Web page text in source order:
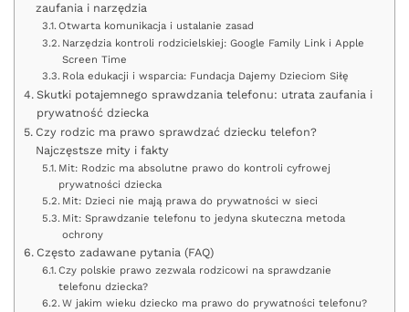
zaufania i narzędzia
Otwarta komunikacja i ustalanie zasad
Narzędzia kontroli rodzicielskiej: Google Family Link i Apple
Screen Time
Rola edukacji i wsparcia: Fundacja Dajemy Dzieciom Siłę
Skutki potajemnego sprawdzania telefonu: utrata zaufania i
prywatność dziecka
Czy rodzic ma prawo sprawdzać dziecku telefon?
Najczęstsze mity i fakty
Mit: Rodzic ma absolutne prawo do kontroli cyfrowej
prywatności dziecka
Mit: Dzieci nie mają prawa do prywatności w sieci
Mit: Sprawdzanie telefonu to jedyna skuteczna metoda
ochrony
Często zadawane pytania (FAQ)
Czy polskie prawo zezwala rodzicowi na sprawdzanie
telefonu dziecka?
W jakim wieku dziecko ma prawo do prywatności telefonu?